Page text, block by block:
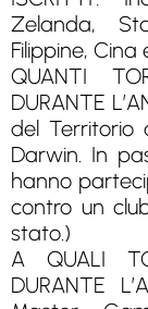
Zelanda,
Filippine,
QUANTI
DURANTE
del Territorio
Darwin. In
hanno
contro un
stato.)
A QUALI
DURANTE